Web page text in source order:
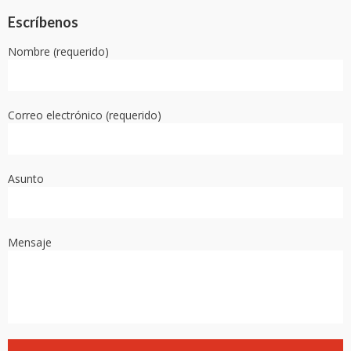
Escríbenos
Nombre (requerido)
Correo electrónico (requerido)
Asunto
Mensaje